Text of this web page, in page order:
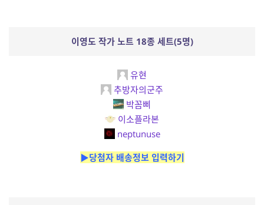
이영도 작가 노트 18종 세트(5명)
유현
추방자의군주
박꼼삐
이소플라본
neptunuse
▶당첨자 배송정보 입력하기